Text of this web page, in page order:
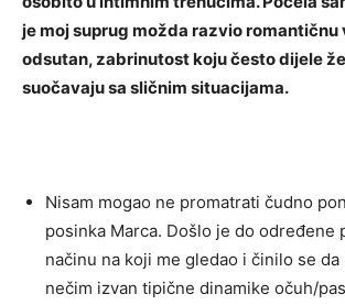
je moj suprug možda razvio romantičnu
odsutan, zabrinutost koju često dijele
suočavaju sa sličnim situacijama.
Nisam mogao ne promatrati čudno
posinka Marca. Došlo je do određene
načinu na koji me gledao i činilo se da
nečim izvan tipične dinamike očuh/